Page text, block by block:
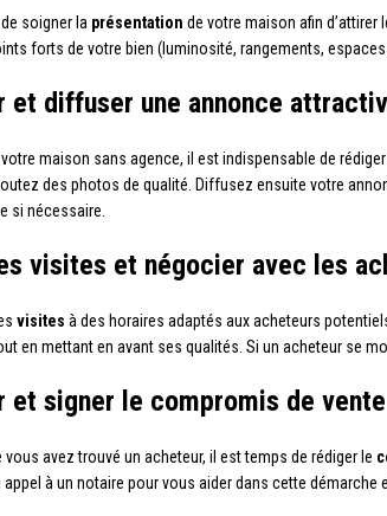
de soigner la présentation de votre maison afin
forts de votre bien (luminosité, rangements,
et diffuser une annonce
votre maison sans agence, il est indispensable de
des photos de qualité. Diffusez ensuite votre
si nécessaire.
visites et négocier avec les
visites à des horaires adaptés aux acheteurs
en mettant en avant ses qualités. Si un acheteur se
et signer le compromis de vente
vous avez trouvé un acheteur, il est temps de rédiger le
à un notaire pour vous aider dans cette